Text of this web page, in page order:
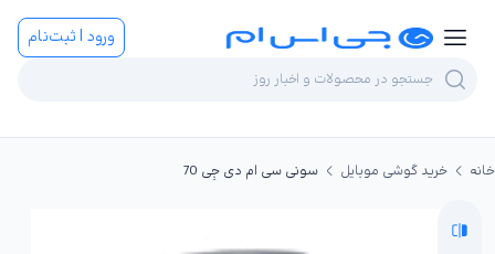
ورود | ثبت‌نام
خانه خرید گوشی موبایل سونی سی ام دی جِی 70